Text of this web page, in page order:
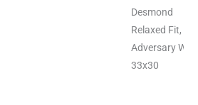
Desmond
Relaxed Fit, Ad
Adversary
33x30